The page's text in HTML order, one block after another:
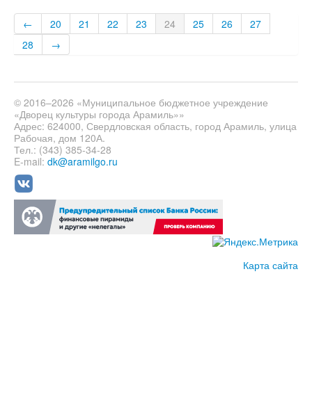
← 20 21 22 23 24 25 26
27
28
→
© 2016–2026 «Муниципальное бюджетное учреждение
«Дворец культуры города Арамиль»»
Адрес: 624000, Свердловская область, город Арамиль, улица
Рабочая, дом 120А.
Тел.: (343) 385-34-28
E-mail: dk@aramilgo.ru
Карта сайта